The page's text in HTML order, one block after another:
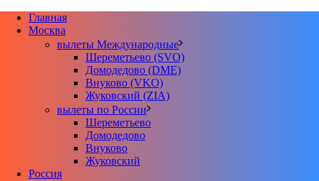
Главная
Москва
вылеты Международные
Шереметьево (SVO)
Домодедово (DME)
Внуково (VKO)
Жуковский (ZIA)
вылеты по России
Шереметьево
Домодедово
Внуково
Жуковский
Россия